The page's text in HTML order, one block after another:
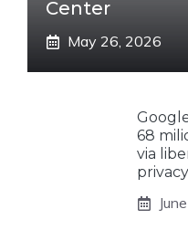
Center
May 26, 2026
68
via
privacy